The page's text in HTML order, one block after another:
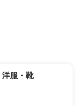
洋服・靴